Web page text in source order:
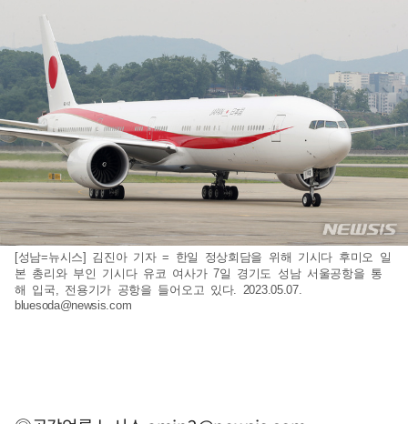
[성남=뉴시스] 김진아 기자 = 한일 정상회담을 위해 기시다 후미오 일
본 총리와 부인 기시다 유코 여사가 7일 경기도 성남 서울공항을 통
해 입국, 전용기가 공항을 들어오고 있다. 2023.05.07.
bluesoda@newsis.com